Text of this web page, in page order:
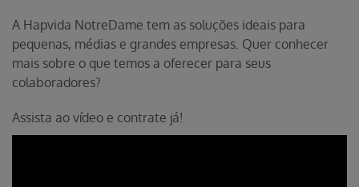
A Hapvida NotreDame tem as soluções ideais para
pequenas, médias e grandes empresas. Quer conhecer
mais sobre o que temos a oferecer para seus
colaboradores?
Assista ao vídeo e contrate já!